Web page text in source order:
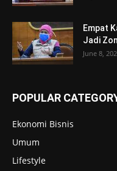
Empat
Jadi
June 8,
POPULAR
Ekonomi Bisnis
Umum
Lifestyle